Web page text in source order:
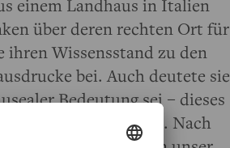
einem Landhaus in Italien
über deren rechten Ort für
Wissensstand zu den
bei. Auch deutete sie
Bedeutung sei – dieses
überlassen zu wollen. Nach